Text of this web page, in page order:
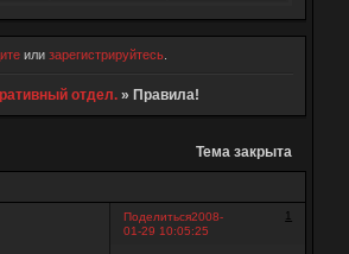
илизарегистрируйтесь
отдел. » Правила!
Тема закрыта
Поделиться 1
2008-
01-29 10:05:25